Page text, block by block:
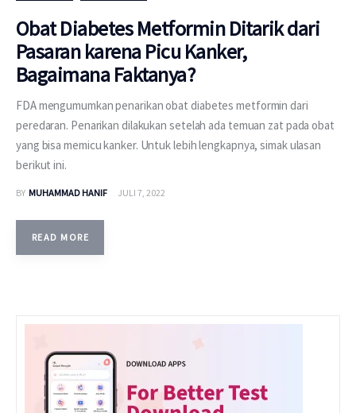
Obat Diabetes Metformin Ditarik dari
Pasaran karena Picu Kanker,
Bagaimana Faktanya?
FDA mengumumkan penarikan obat diabetes metformin dari
peredaran. Penarikan dilakukan setelah ada temuan zat pada obat
yang bisa memicu kanker. Untuk lebih lengkapnya, simak ulasan
berikut ini.
BY MUHAMMAD HANIF JULI 7, 2022
READ MORE